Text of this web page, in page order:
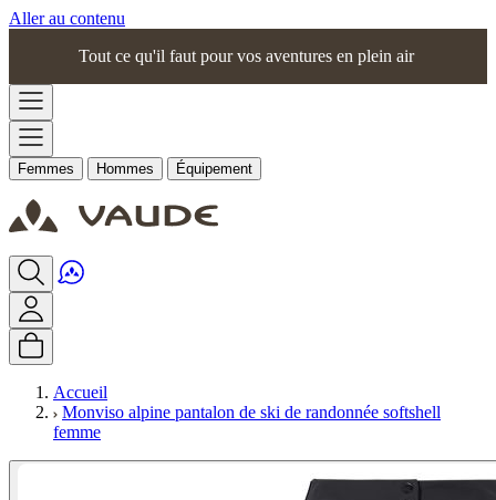
Aller au contenu
Tout ce qu'il faut pour vos aventures en plein air
Femmes Hommes Équipement
Accueil
Monviso alpine pantalon de ski de randonnée softshell
femme